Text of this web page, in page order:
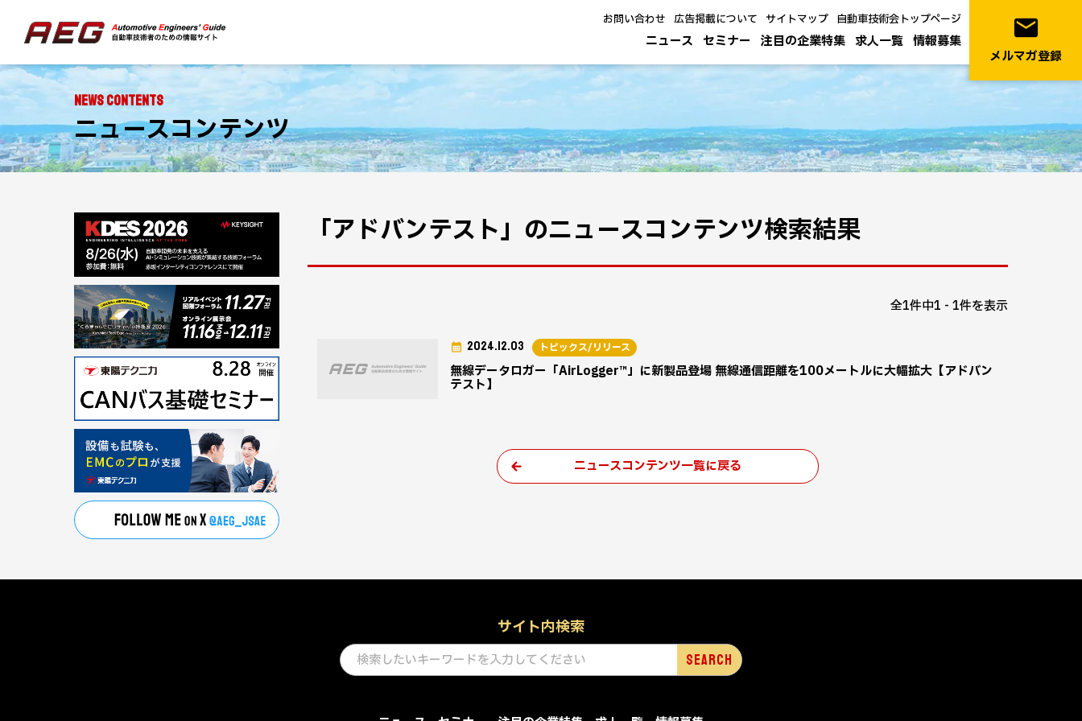
ニュース セミナー 注目の企業特集 求人一覧 情報募集
お問い合わせ 広告掲載について サイトマップ 自動車技術会トップページ email
メルマガ登録
NEWS CONTENTS
ニュースコンテンツ
「アドバンテスト」のニュースコンテンツ検索結果
全1件中1 - 1件を表示
無線データロガー「AirLogger™」に新製品登場 無線通信距離を100メートルに大幅拡大【アドバン
テスト】
2024.12.03 トピックス/リリース
ニュースコンテンツ一覧に戻る
サイト内検索